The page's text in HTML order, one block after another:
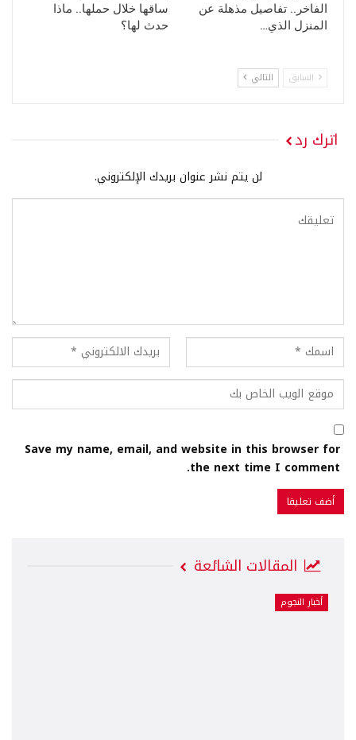
الفاخر.. تفاصيل مذهلة عن
المنزل الذي…
ساقها خلال حملها.. ماذا
حدث لها؟
السابق التالي
اترك رد
لن يتم نشر عنوان بريدك الإلكتروني.
Save my name, email, and website in this browser for
the next time I comment.
المقالات الشائعة
أخبار النجوم